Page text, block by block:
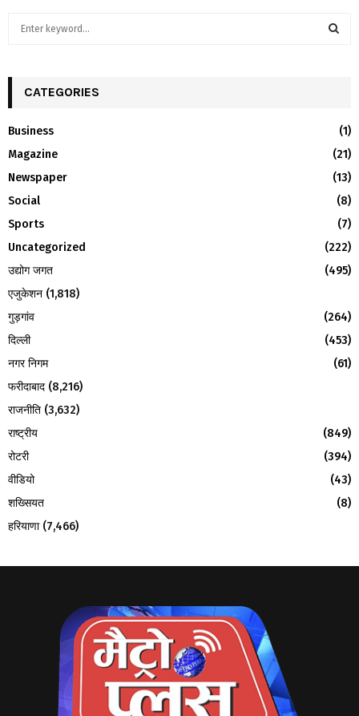
h
o
r
:
R
CATEGORIES
Business
(1)
Magazine
(21)
Newspaper
(13)
Social
(8)
Sports
(7)
Uncategorized
(222)
उद्योग जगत
(495)
एजुकेशन (1,818)
गुड़गांव
(264)
दिल्ली
(453)
नगर निगम
(61)
फरीदाबाद (8,216)
राजनीति (3,632)
राष्ट्रीय
(849)
रोटरी
(394)
वीडियो
(43)
शख्सियत
(8)
हरियाणा(7,466)